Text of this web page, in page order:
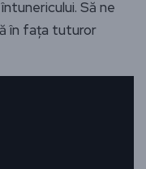
Să ne
în fața tuturor